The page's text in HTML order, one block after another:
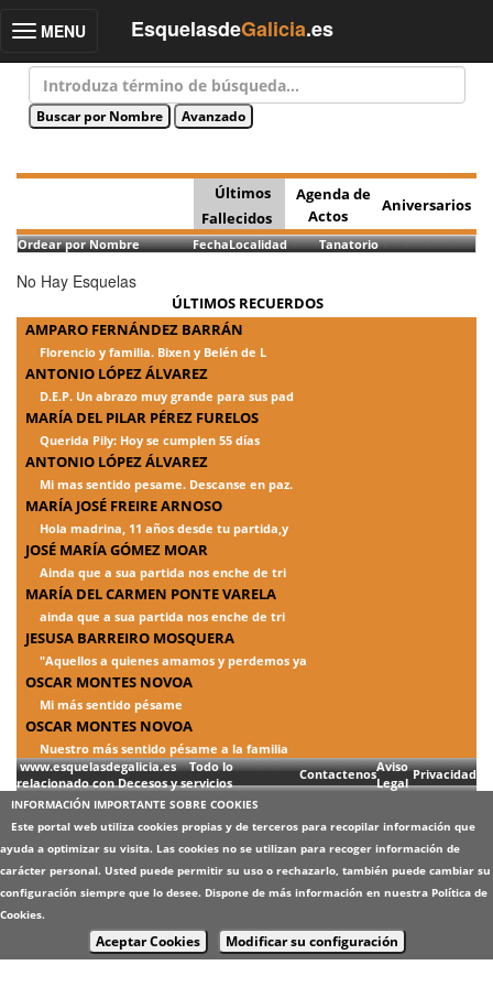
Toggle
MENU EsquelasdeGalicia.es
Últimos
Fallecidos
Agenda de
Actos
Aniversarios
Ordear por Nombre FechaLocalidad Tanatorio
No Hay Esquelas
ÚLTIMOS RECUERDOS
AMPARO FERNÁNDEZ BARRÁN
Florencio y familia. Bixen y Belén de L
ANTONIO LÓPEZ ÁLVAREZ
D.E.P. Un abrazo muy grande para sus pad
MARÍA DEL PILAR PÉREZ FURELOS
Querida Pily: Hoy se cumplen 55 días
ANTONIO LÓPEZ ÁLVAREZ
Mi mas sentido pesame. Descanse en paz.
MARÍA JOSÉ FREIRE ARNOSO
Hola madrina, 11 años desde tu partida,y
JOSÉ MARÍA GÓMEZ MOAR
Ainda que a sua partida nos enche de tri
MARÍA DEL CARMEN PONTE VARELA
ainda que a sua partida nos enche de tri
JESUSA BARREIRO MOSQUERA
"Aquellos a quienes amamos y perdemos ya
OSCAR MONTES NOVOA
Mi más sentido pésame
OSCAR MONTES NOVOA
Nuestro más sentido pésame a la familia
www.esquelasdegalicia.es Todo lo
relacionado con Decesos y servicios
ContactenosAviso
Legal
Privacidad
INFORMACIÓN IMPORTANTE SOBRE COOKIES
Este portal web utiliza cookies propias y de terceros para recopilar información que
ayuda a optimizar su visita. Las cookies no se utilizan para recoger información de
carácter personal. Usted puede permitir su uso o rechazarlo, también puede cambiar su
configuración siempre que lo desee. Dispone de más información en nuestra Política de
Cookies.